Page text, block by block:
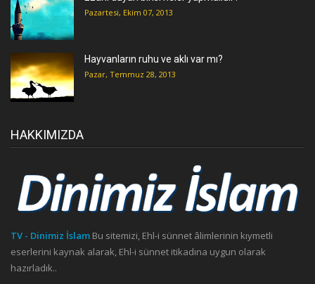
Pazartesi, Ekim 07, 2013
Hayvanların ruhu ve aklı var mı?
Pazar, Temmuz 28, 2013
HAKKIMIZDA
TV - Dinimiz İslam Bu sitemizi, Ehl-i sünnet âlimlerinin kıymetli
eserlerini kaynak alarak, Ehl-i sünnet itikadına uygun olarak
hazırladık..